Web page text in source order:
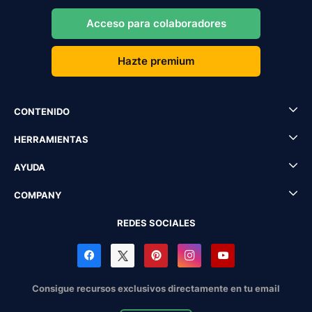
Acceso para colaboradores
Hazte premium
CONTENIDO
HERRAMIENTAS
AYUDA
COMPANY
REDES SOCIALES
Consigue recursos exclusivos directamente en tu email